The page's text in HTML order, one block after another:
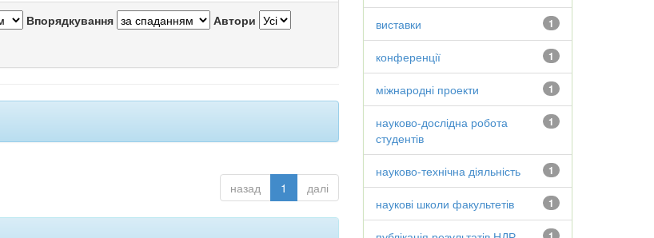
Впорядкування Автори
назад 1 далі
1
виставки
1
конференції
1
міжнародні проекти
1
науково-дослідна робота
студентів
1
науково-технічна діяльність
1
наукові школи факультетів